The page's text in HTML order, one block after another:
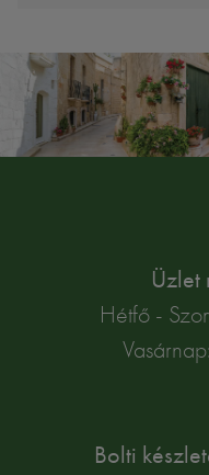
Üzlet
Hétfő -
Bolti